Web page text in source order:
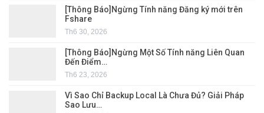
[Thông Báo]Ngừng Tính năng Đăng ký mới trên
Fshare
Th6 30, 2026
[Thông Báo]Ngừng Một Số Tính năng Liên Quan
Đến Điểm…
Th6 23, 2026
Vì Sao Chỉ Backup Local Là Chưa Đủ? Giải Pháp
Sao Lưu…